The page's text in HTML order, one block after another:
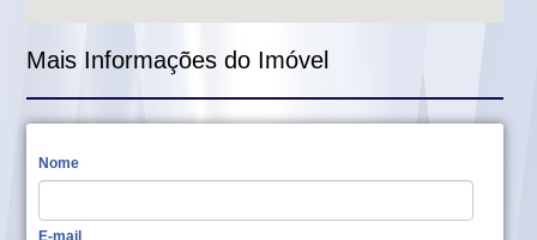
Mais Informações do Imóvel
Nome